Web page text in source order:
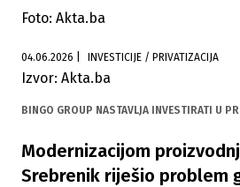
Foto: Akta.ba
04.06.2026 INVESTICIJE / PRIVATIZACIJA
Izvor: Akta.ba
BINGO GROUP NASTAVLJA INVESTIRATI U
Modernizacijom
Srebrenik riješio problem